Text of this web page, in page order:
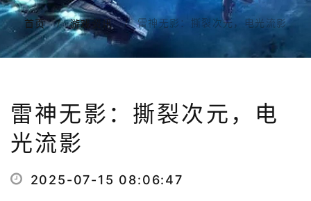
首页 游戏资讯 雷神无影：撕裂次元，电光流影
雷神无影：撕裂次元，电
光流影
2025-07-15 08:06:47